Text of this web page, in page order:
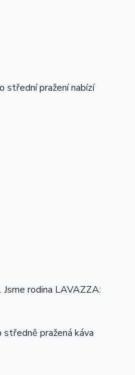
střední pražení nabízí
rodina LAVAZZA:
středně pražená káva